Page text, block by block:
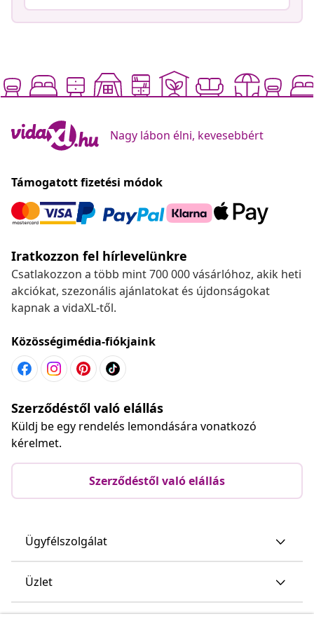
Nagy lábon élni, kevesebbért
Támogatott fizetési módok
Iratkozzon fel hírlevelünkre
Csatlakozzon a több mint 700 000 vásárlóhoz, akik heti
akciókat, szezonális ajánlatokat és újdonságokat
kapnak a vidaXL-től.
Közösségimédia-fiókjaink
Szerződéstől való elállás
Küldj be egy rendelés lemondására vonatkozó
kérelmet.
Szerződéstől való elállás
Ügyfélszolgálat
Üzlet